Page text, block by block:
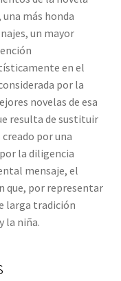
más honda
un mayor
en el
por la
novelas de esa
resulta de sustituir
por una
la diligencia
mensaje, el
que, por representar
larga tradición
la niña.